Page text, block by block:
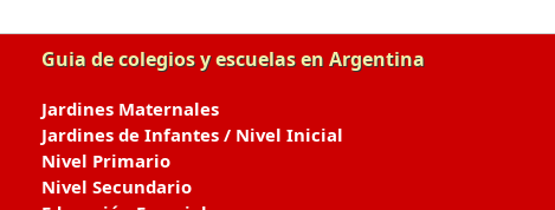
Guia de colegios y escuelas en Argentina
Jardines Maternales
Jardines de Infantes / Nivel Inicial
Nivel Primario
Nivel Secundario